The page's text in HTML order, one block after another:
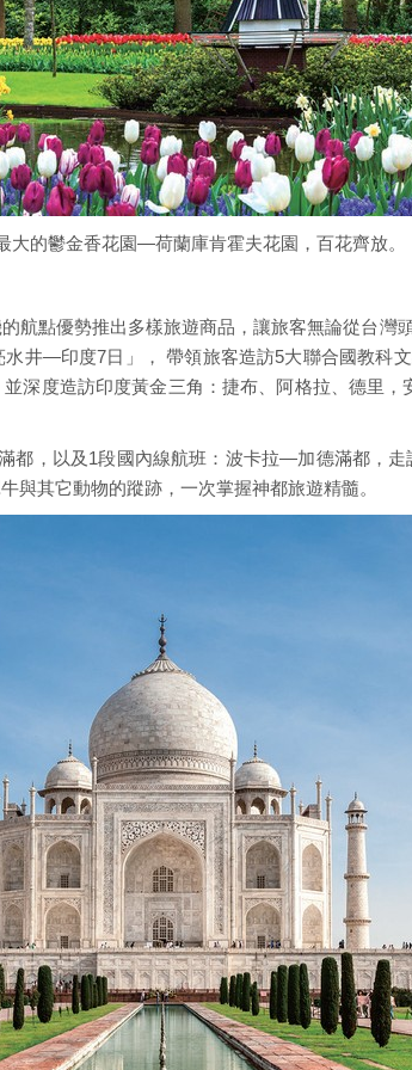
大的鬱金香花園—荷蘭庫肯霍夫花園，百花齊放。
點優勢推出多樣旅遊商品，讓旅客無論從台灣
井—印度7日」， 帶領旅客造訪5大聯合國教科
深度造訪印度黃金三角：捷布、阿格拉、德里
，以及1段國內線航班：波卡拉—加德滿都，
與其它動物的蹤跡，一次掌握神都旅遊精髓。